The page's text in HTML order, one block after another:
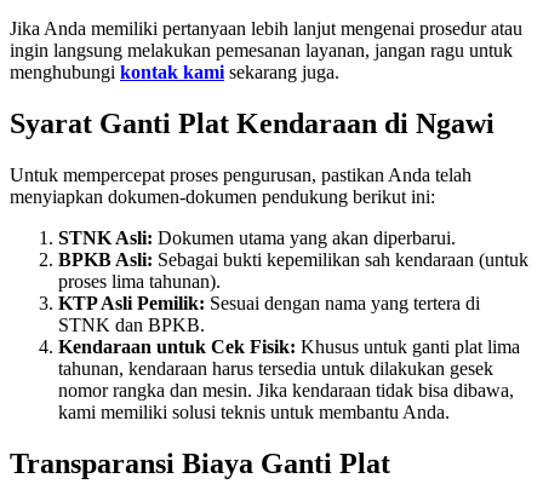
Jika Anda memiliki pertanyaan lebih lanjut mengenai prosedur atau
ingin langsung melakukan pemesanan layanan, jangan ragu untuk
menghubungi kontak kamisekarang juga.
Syarat Ganti Plat Kendaraan di Ngawi
Untuk mempercepat proses pengurusan, pastikan Anda telah
menyiapkan dokumen-dokumen pendukung berikut ini:
STNK Asli: Dokumen utama yang akan diperbarui.
BPKB Asli: Sebagai bukti kepemilikan sah kendaraan (untuk
proses lima tahunan).
KTP Asli Pemilik: Sesuai dengan nama yang tertera di
STNK dan BPKB.
Kendaraan untuk Cek Fisik: Khusus untuk ganti plat lima
tahunan, kendaraan harus tersedia untuk dilakukan gesek
nomor rangka dan mesin. Jika kendaraan tidak bisa dibawa,
kami memiliki solusi teknis untuk membantu Anda.
Transparansi Biaya Ganti Plat